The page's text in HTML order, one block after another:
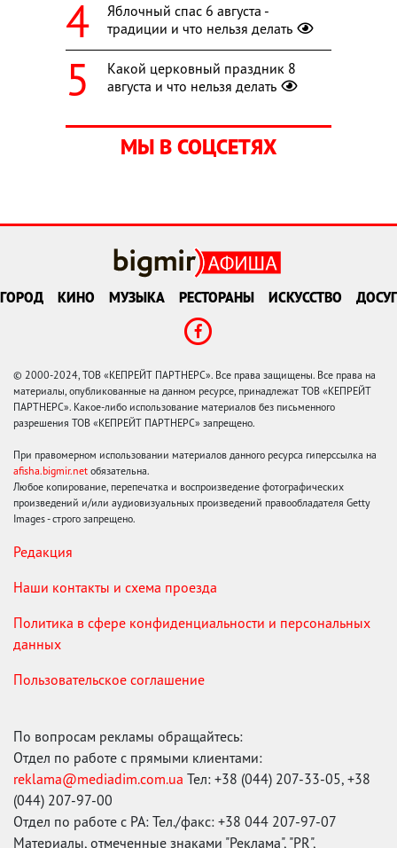
Яблочный спас 6 августа -
традиции и что нельзя делать
Какой церковный праздник 8
августа и что нельзя делать
МЫ В СОЦСЕТЯХ
ГОРОД КИНО МУЗЫКА РЕСТОРАНЫ ИСКУССТВО ДОСУГ
© 2000-2024, ТОВ «КЕПРЕЙТ ПАРТНЕРС». Все права защищены. Все права на
материалы, опубликованные на данном ресурсе, принадлежат ТОВ «КЕПРЕЙТ
ПАРТНЕРС». Какое-либо использование материалов без письменного
разрешения ТОВ «КЕПРЕЙТ ПАРТНЕРС» запрещено.
При правомерном использовании материалов данного ресурса гиперссылка на
afisha.bigmir.net обязательна.
Любое копирование, перепечатка и воспроизведение фотографических
произведений и/или аудиовизуальных произведений правообладателя Getty
Images - строго запрещено.
Редакция
Наши контакты и схема проезда
Политика в сфере конфиденциальности и персональных
данных
Пользовательское соглашение
По вопросам рекламы обращайтесь:
Отдел по работе с прямыми клиентами:
reklama@mediadim.com.ua Тел: +38 (044) 207-33-05, +38
(044) 207-97-00
Отдел по работе с РА: Тел./факс: +38 044 207-97-07
Материалы, отмеченные знаками "Реклама", "PR",